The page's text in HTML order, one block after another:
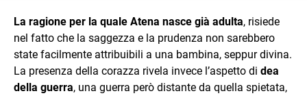
La ragione per la quale Atena nasce già adulta, risiede
nel fatto che la saggezza e la prudenza non sarebbero
state facilmente attribuibili a una bambina, seppur divina.
La presenza della corazza rivela invece l’aspetto di dea
della guerra, una guerra però distante da quella spietata,